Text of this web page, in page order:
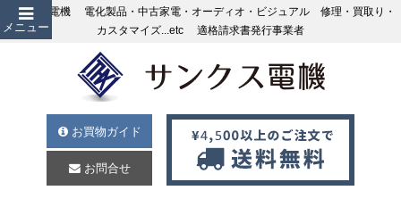
メニュー
サンクス電機 電化製品・中古家電・オーディオ・ビジュアル 修理・買取り・
カスタマイズ...etc 適格請求書発行事業者
お買物ガイド
お問合せ